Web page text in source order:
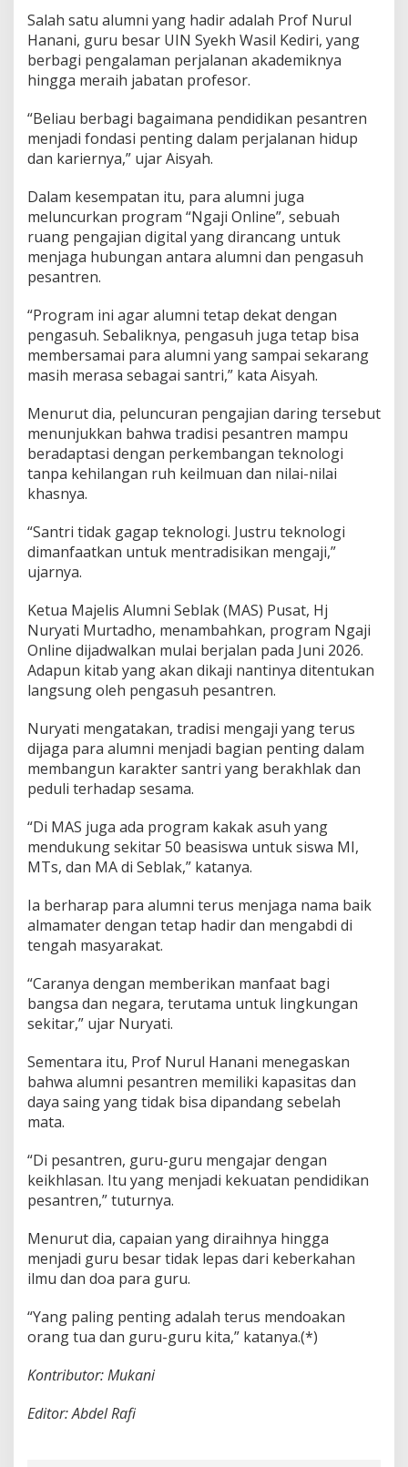
Salah satu alumni yang hadir adalah Prof Nurul
Hanani, guru besar UIN Syekh Wasil Kediri, yang
berbagi pengalaman perjalanan akademiknya
hingga meraih jabatan profesor.
“Beliau berbagi bagaimana pendidikan pesantren
menjadi fondasi penting dalam perjalanan hidup
dan kariernya,” ujar Aisyah.
Dalam kesempatan itu, para alumni juga
meluncurkan program “Ngaji Online”, sebuah
ruang pengajian digital yang dirancang untuk
menjaga hubungan antara alumni dan pengasuh
pesantren.
“Program ini agar alumni tetap dekat dengan
pengasuh. Sebaliknya, pengasuh juga tetap bisa
membersamai para alumni yang sampai sekarang
masih merasa sebagai santri,” kata Aisyah.
Menurut dia, peluncuran pengajian daring tersebut
menunjukkan bahwa tradisi pesantren mampu
beradaptasi dengan perkembangan teknologi
tanpa kehilangan ruh keilmuan dan nilai-nilai
khasnya.
“Santri tidak gagap teknologi. Justru teknologi
dimanfaatkan untuk mentradisikan mengaji,”
ujarnya.
Ketua Majelis Alumni Seblak (MAS) Pusat, Hj
Nuryati Murtadho, menambahkan, program Ngaji
Online dijadwalkan mulai berjalan pada Juni 2026.
Adapun kitab yang akan dikaji nantinya ditentukan
langsung oleh pengasuh pesantren.
Nuryati mengatakan, tradisi mengaji yang terus
dijaga para alumni menjadi bagian penting dalam
membangun karakter santri yang berakhlak dan
peduli terhadap sesama.
“Di MAS juga ada program kakak asuh yang
mendukung sekitar 50 beasiswa untuk siswa MI,
MTs, dan MA di Seblak,” katanya.
Ia berharap para alumni terus menjaga nama baik
almamater dengan tetap hadir dan mengabdi di
tengah masyarakat.
“Caranya dengan memberikan manfaat bagi
bangsa dan negara, terutama untuk lingkungan
sekitar,” ujar Nuryati.
Sementara itu, Prof Nurul Hanani menegaskan
bahwa alumni pesantren memiliki kapasitas dan
daya saing yang tidak bisa dipandang sebelah
mata.
“Di pesantren, guru-guru mengajar dengan
keikhlasan. Itu yang menjadi kekuatan pendidikan
pesantren,” tuturnya.
Menurut dia, capaian yang diraihnya hingga
menjadi guru besar tidak lepas dari keberkahan
ilmu dan doa para guru.
“Yang paling penting adalah terus mendoakan
orang tua dan guru-guru kita,” katanya.(*)
Kontributor: Mukani
Editor: Abdel Rafi